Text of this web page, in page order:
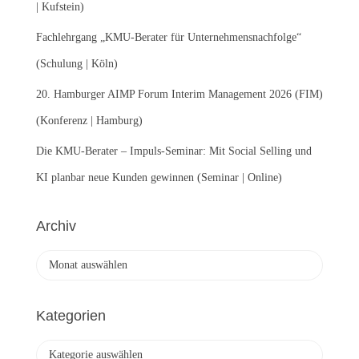
| Kufstein)
Fachlehrgang „KMU-Berater für Unternehmensnachfolge“
(Schulung | Köln)
20. Hamburger AIMP Forum Interim Management 2026 (FIM)
(Konferenz | Hamburg)
Die KMU-Berater – Impuls-Seminar: Mit Social Selling und
KI planbar neue Kunden gewinnen (Seminar | Online)
Archiv
h
Kategorien